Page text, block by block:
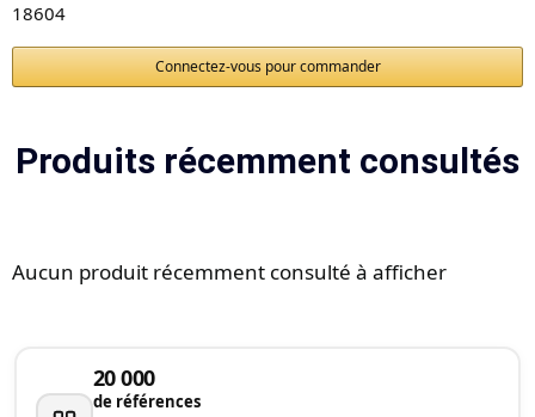
18604
Connectez-vous pour commander
Produits récemment consultés
Aucun produit récemment consulté à afficher
20 000
de références